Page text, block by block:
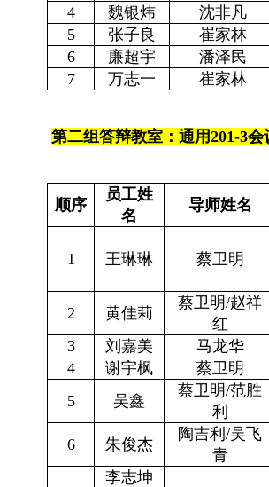
4
魏银炜
沈非凡
5
张子良
崔家林
6
廉超宇
潘泽民
7
万志一 崔家林
第二组答辩教室：通用201-3会
顺序
员工姓
名
导师姓名
1 王琳琳 蔡卫明
2 黄佳莉
蔡卫明/赵祥
红
3
刘嘉美
马龙华
4
谢宇枫
蔡卫明
5
吴鑫
蔡卫明/范胜
利
6
朱俊杰
陶吉利 /吴飞
青
李志坤